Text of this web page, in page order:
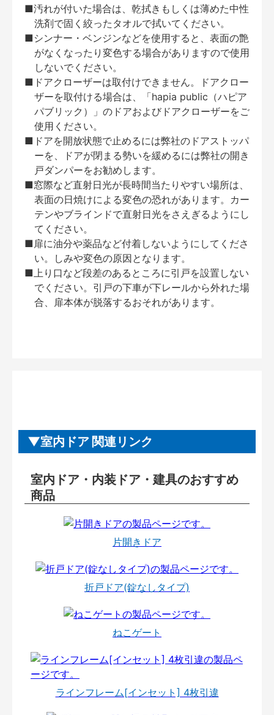
■汚れが付いた場合は、乾拭きもしくは薄めた中性
洗剤で固く絞ったタオルで拭いてください。
■シンナー・ベンジンなどを使用すると、表面の艶
がなくなったり変色する場合がありますので使用
しないでください。
■ドアクローザーは取付けできません。ドアクロー
ザーを取付ける場合は、「hapia public（ハピア
パブリック）」のドアおよびドアクローザーをご
使用ください。
■ドアを開放状態で止めるには弊社のドアストッパ
ーを、ドアが閉まる勢いを緩めるには弊社の開き
戸ダンパーをお勧めします。
■窓際など直射日光が長時間当たりやすい場所は、
表面の日焼けによる変色の恐れがあります。カー
テンやブラインドで直射日光をさえぎるようにし
てください。
■扉に油分や薬品など付着しないようにしてくださ
い。しみや変色の原因となります。
■上り口など段差のあるところに引戸を設置しない
でください。引戸の下車が下レールから外れた場
合、扉本体が脱落するおそれがあります。
室内ドア 関連リンク
室内ドア・内装ドア・建具のおすすめ
商品
片開きドア
折戸ドア(錠なしタイプ)
ねこゲート
ラインフレーム[インセット] 4枚引違